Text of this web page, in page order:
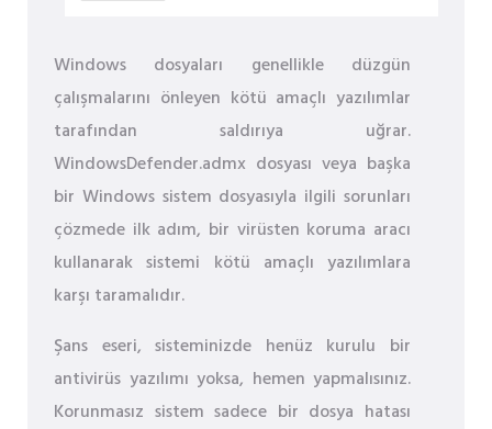
Windows dosyaları genellikle düzgün
çalışmalarını önleyen kötü amaçlı yazılımlar
tarafından saldırıya uğrar.
WindowsDefender.admx dosyası veya başka
bir Windows sistem dosyasıyla ilgili sorunları
çözmede ilk adım, bir virüsten koruma aracı
kullanarak sistemi kötü amaçlı yazılımlara
karşı taramalıdır.
Şans eseri, sisteminizde henüz kurulu bir
antivirüs yazılımı yoksa, hemen yapmalısınız.
Korunmasız sistem sadece bir dosya hatası